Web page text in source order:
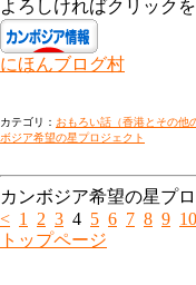
よろしければクリック
にほんブログ村
カテゴリ： おもろい話（香港とその他
ボジア希望の星プロジェクト
カンボジア希望の星プ
< 1 2 3 4 5 6 7 8 9 10
トップページ